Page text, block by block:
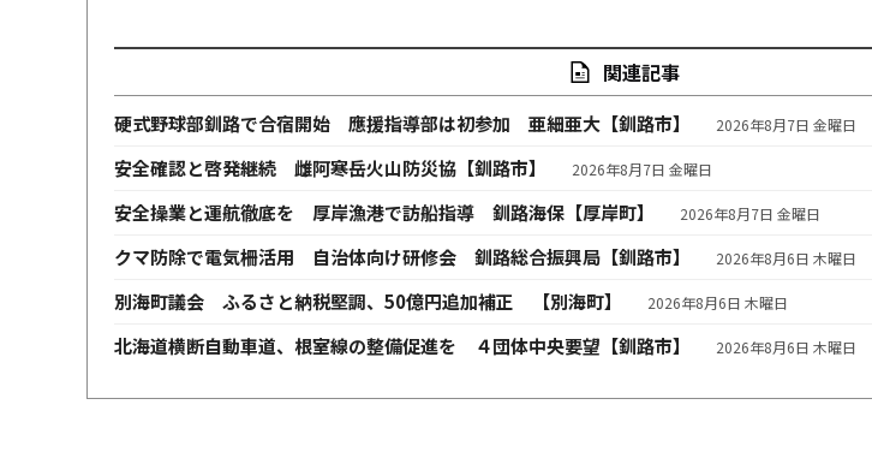
関連記事
硬式野球部釧路で合宿開始 應援指導部は初参加 亜細亜大【釧路市】 2026年8月7日 金曜日
安全確認と啓発継続 雌阿寒岳火山防災協【釧路市】 2026年8月7日 金曜日
安全操業と運航徹底を 厚岸漁港で訪船指導 釧路海保【厚岸町】 2026年8月7日 金曜日
クマ防除で電気柵活用 自治体向け研修会 釧路総合振興局【釧路市】 2026年8月6日 木曜日
別海町議会 ふるさと納税堅調、50億円追加補正 【別海町】 2026年8月6日 木曜日
北海道横断自動車道、根室線の整備促進を ４団体中央要望【釧路市】 2026年8月6日 木曜日